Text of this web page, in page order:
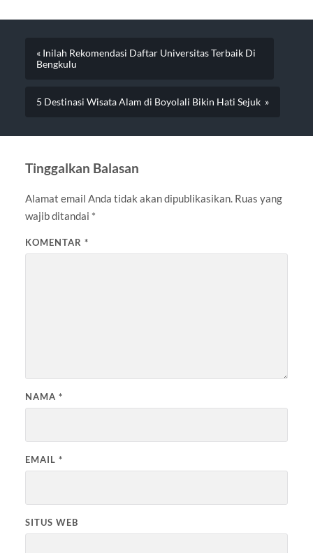
« Inilah Rekomendasi Daftar Universitas Terbaik Di
Bengkulu
5 Destinasi Wisata Alam di Boyolali Bikin Hati Sejuk »
Tinggalkan Balasan
Alamat email Anda tidak akan dipublikasikan. Ruas yang
wajib ditandai *
KOMENTAR *
NAMA *
EMAIL *
SITUS WEB